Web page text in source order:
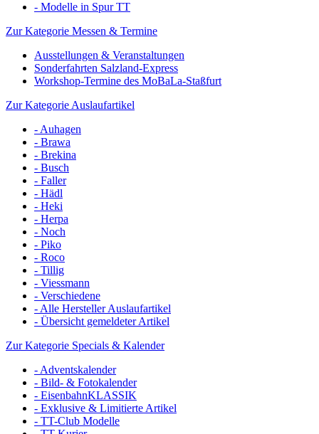
- Modelle in Spur TT
Zur Kategorie Messen & Termine
Ausstellungen & Veranstaltungen
Sonderfahrten Salzland-Express
Workshop-Termine des MoBaLa-Staßfurt
Zur Kategorie Auslaufartikel
- Auhagen
- Brawa
- Brekina
- Busch
- Faller
- Hädl
- Heki
- Herpa
- Noch
- Piko
- Roco
- Tillig
- Viessmann
- Verschiedene
- Alle Hersteller Auslaufartikel
- Übersicht gemeldeter Artikel
Zur Kategorie Specials & Kalender
- Adventskalender
- Bild- & Fotokalender
- EisenbahnKLASSIK
- Exklusive & Limitierte Artikel
- TT-Club Modelle